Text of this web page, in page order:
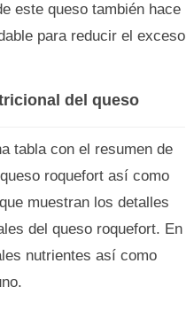
este queso también hace
para reducir el exceso
del queso
tabla con el resumen de
roquefort así como
muestran los detalles
del queso roquefort. En
nutrientes así como